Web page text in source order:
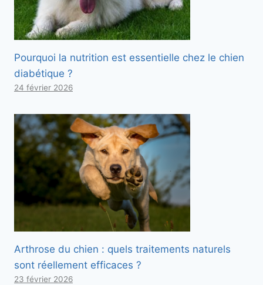
Pourquoi la nutrition est essentielle chez le chien
diabétique ?
24 février 2026
Arthrose du chien : quels traitements naturels
sont réellement efficaces ?
23 février 2026